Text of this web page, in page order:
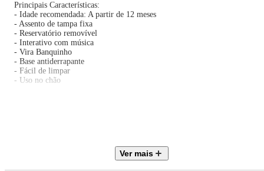
Principais Características:
- Idade recomendada: A partir de 12 meses
- Assento de tampa fixa
- Reservatório removível
- Interativo com música
- Vira Banquinho
- Base antiderrapante
- Fácil de limpar
- Uso no chão
- Referência do Fabricante: 21828
Ver mais